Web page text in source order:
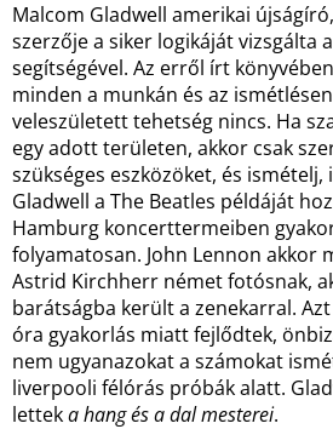
Malcom Gladwell amerikai
szerzője a siker logikáját vizsgálta
segítségével. Az erről írt
minden a munkán és az
veleszületett tehetség nincs. Ha
egy adott területen, akkor csak
szükséges eszközöket, és
Gladwell a The Beatles példáját
Hamburg koncerttermeiben
folyamatosan. John Lennon akkor
Astrid Kirchherr német fotósnak,
barátságba került a zenekarral.
óra gyakorlás miatt fejlődtek,
nem ugyanazokat a számokat
liverpooli félórás próbák alatt.
letteka hang és a dal mesterei.